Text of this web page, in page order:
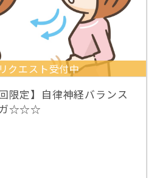
クエスト受付中
限定】自律神経バランス
ガ☆☆☆